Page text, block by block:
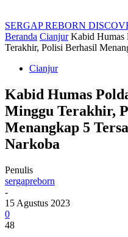
SERGAP REBORN
Beranda Cianjur Kabid Humas
Terakhir, Polisi Berhasil
Cianjur
Kabid Humas
Minggu Terakhir,
Menangkap 5
Narkoba
Penulis
sergapreborn
-
15 Agustus 2023
0
48